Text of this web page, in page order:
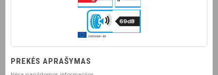
69dB
PREKĖS APRAŠYMAS